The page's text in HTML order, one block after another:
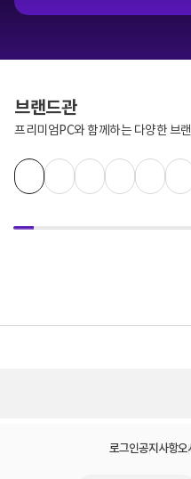
브랜드관
프리미엄PC와 함께하는 다양한 브
로그인공지사항오